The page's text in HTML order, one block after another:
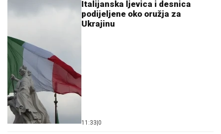
Italijanska ljevica i desnica
podijeljene oko oružja za
Ukrajinu
11:33 0